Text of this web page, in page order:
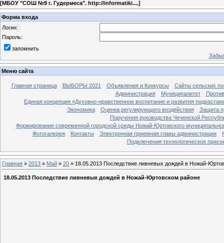
[МБОУ "СОШ №9 г. Гудермеса". http://informatiki....]
Форма входа
Логин:
Пароль:
запомнить
Меню сайта
Главная страница ВЫБОРЫ 2021 Объявления и Конкурсы
Сайты сельских
Администрация
Муниципалитет
Единая концепция «Духовно-нравственное воспитание и развития
Экономика
Оценка регулирующего воздействия
Защита
Поручения руководства Чеченской
Формирование современной городской среды Ножай-Юртовского
Фотогалерея
Контакты Электронная приемная главы администрации
Подключения технологическое
Главная » 2013 » Май » 20 » 18.05.2013 Последствие ливневых дождей в Ножай-
18.05.2013 Последствие ливневых дождей в Ножай-Юртовском районе